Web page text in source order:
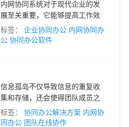
内网协同系统对于现代企业的发
展至关重要，它能够提高工作效
率、促进信息共享、优化业务流
程等。
标签： 企业协同办公 内网协同办
公 协同办公软件
信息孤岛不仅导致信息的重复收
集和存储，还会使得团队成员之
间的协作效率大打折扣。因此，
打破信息孤岛，构建一个高效的
标签： 协同办公解决方案 内网协
同办公 团队在线协作